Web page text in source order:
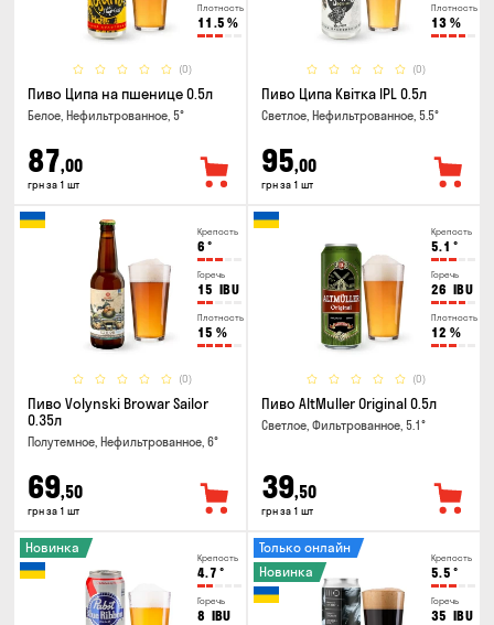
Плотность
11.5 %
(0)
Пиво Ципа на пшенице 0.5л
Белое, Нефильтрованное, 5°
87,00
грн за 1 шт
Плотность
13 %
(0)
Пиво Ципа Квітка IPL 0.5л
Светлое, Нефильтрованное, 5.5°
95,00
грн за 1 шт
Крепость
6 °
Горечь
15 IBU
Плотность
15 %
(0)
Пиво Volynski Browar Sailor
0.35л
Полутемное, Нефильтрованное, 6°
69,50
грн за 1 шт
Крепость
5.1 °
Горечь
26 IBU
Плотность
12 %
(0)
Пиво AltMuller Original 0.5л
Светлое, Фильтрованное, 5.1°
39,50
грн за 1 шт
Крепость
4.7 °
Горечь
8 IBU
Новинка
Крепость
5.5 °
Горечь
35 IBU
Только онлайн
Новинка